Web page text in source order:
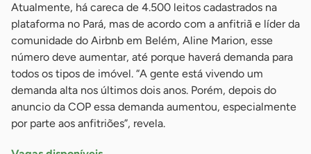
Atualmente, há careca de 4.500 leitos cadastrados na
plataforma no Pará, mas de acordo com a anfitriã e líder da
comunidade do Airbnb em Belém, Aline Marion, esse
número deve aumentar, até porque haverá demanda para
todos os tipos de imóvel. “A gente está vivendo um
demanda alta nos últimos dois anos. Porém, depois do
anuncio da COP essa demanda aumentou, especialmente
por parte aos anfitriões”, revela.